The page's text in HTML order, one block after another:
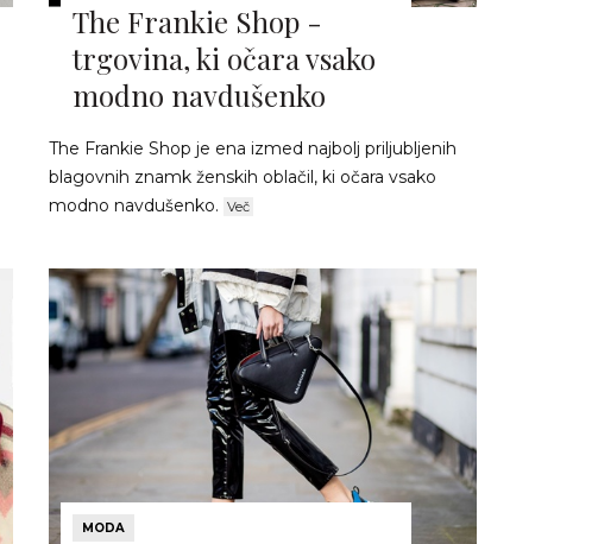
The Frankie Shop -
trgovina, ki očara vsako
modno navdušenko
The Frankie Shop je ena izmed najbolj priljubljenih
blagovnih znamk ženskih oblačil, ki očara vsako
modno navdušenko. Več
MODA